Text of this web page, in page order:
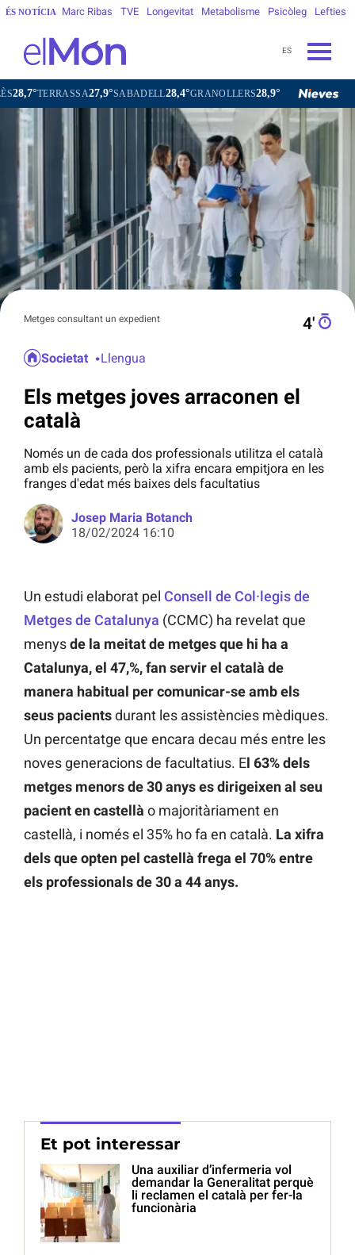
ÉS NOTÍCIA Marc Ribas TVE Longevitat Metabolisme Psicòleg Lefties
ES
SABADELL28,4°GRANOLLERS28,9° BARCELONA28,7°
Metges consultant un expedient 4′
Societat Llengua
Els metges joves arraconen el
català
Només un de cada dos professionals utilitza el català
amb els pacients, però la xifra encara empitjora en les
franges d'edat més baixes dels facultatius
Josep Maria Botanch
18/02/2024 16:10
Un estudi elaborat pel Consell de Col·legis de
Metges de Catalunya (CCMC) ha revelat que
menysde la meitat de metges que hi ha a
Catalunya, el 47,%, fan servir el català de
manera habitual per comunicar-se amb els
seus pacientsdurant les assistències mèdiques.
Un percentatge que encara decau més entre les
noves generacions de facultatius. El 63% dels
metges menors de 30 anys es dirigeixen al seu
pacient en castellà o majoritàriament en
castellà, i només el 35% ho fa en català. La xifra
dels que opten pel castellà frega el 70% entre
els professionals de 30 a 44 anys.
Et pot interessar
Una auxiliar d’infermeria vol
demandar la Generalitat perquè
li reclamen el català per fer-la
funcionària